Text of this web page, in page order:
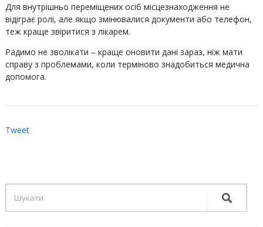
Для внутрішньо переміщених осіб місцезнаходження не
відіграє ролі, але якщо змінювалися документи або телефон,
теж краще звіритися з лікарем.
Радимо не зволікати – краще оновити дані зараз, ніж мати
справу з проблемами, коли терміново знадобиться медична
допомога.
Tweet